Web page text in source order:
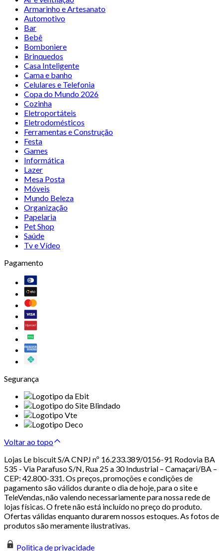
Armarinho e Artesanato
Automotivo
Bar
Bebê
Bomboniere
Brinquedos
Casa Inteligente
Cama e banho
Celulares e Telefonia
Copa do Mundo 2026
Cozinha
Eletroportáteis
Eletrodomésticos
Ferramentas e Construção
Festa
Games
Informática
Lazer
Mesa Posta
Móveis
Mundo Beleza
Organização
Papelaria
Pet Shop
Saúde
Tv e Vídeo
Pagamento
Segurança
Voltar ao topo
Lojas Le biscuit S/A CNPJ nº 16.233.389/0156-91 Rodovia BA
535 - Via Parafuso S/N, Rua 25 a 30 Industrial – Camaçari/BA –
CEP: 42.800-331. Os preços, promoções e condições de
pagamento são válidos durante o dia de hoje, para o site e
TeleVendas, não valendo necessariamente para nossa rede de
lojas físicas. O frete não está incluído no preço do produto.
Ofertas válidas enquanto durarem nossos estoques. As fotos de
produtos são meramente ilustrativas.
Politica de privacidade